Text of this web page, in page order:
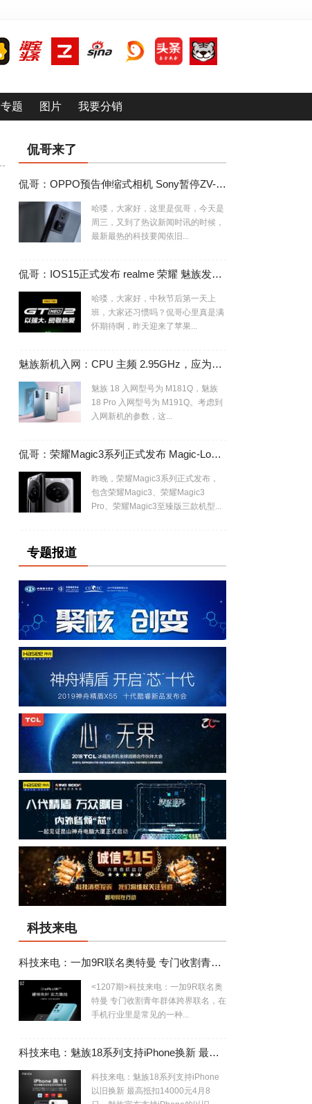
专题 图片 我要分销
侃哥来了
侃哥：OPPO预告伸缩式相机 Sony暂停ZV-E10相机生产
哈喽，大家好，这里是侃哥，今天是
周三，又到了热议新闻时讯的时候，
最新最热的科技要闻依旧...
侃哥：IOS15正式发布 realme 荣耀 魅族发布会撞车
哈喽，大家好，中秋节后第一天上
班，大家还习惯吗？侃哥心里真是满
怀期待啊，昨天迎来了苹果...
魅族新机入网：CPU 主频 2.95GHz，应为魅族 18/Pro 换芯版
魅族 18 入网型号为 M181Q，魅族
18 Pro 入网型号为 M191Q。考虑到
入网新机的参数，这...
侃哥：荣耀Magic3系列正式发布 Magic-Log有专业内味了
昨晚，荣耀Magic3系列正式发布，
包含荣耀Magic3、荣耀Magic3
Pro、荣耀Magic3至臻版三款机型...
专题报道
科技来电
科技来电：一加9R联名奥特曼 专门收割青年群体
<1207期>科技来电：一加9R联名奥
特曼 专门收割青年群体跨界联名，在
手机行业里是常见的一种...
科技来电：魅族18系列支持iPhone换新 最高抵扣14000元
科技来电：魅族18系列支持iPhone
以旧换新 最高抵扣14000元4月8